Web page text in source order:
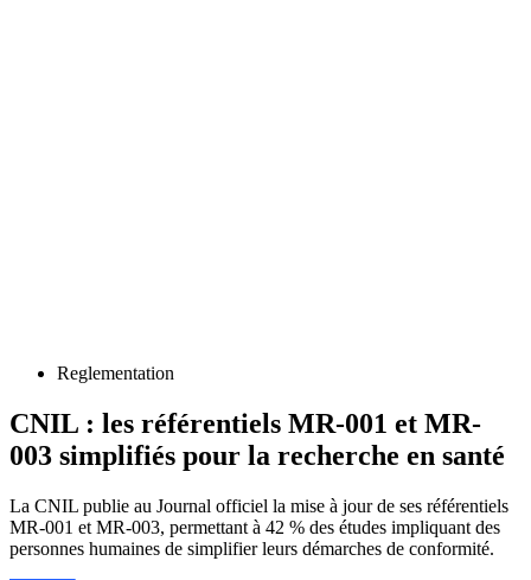
Reglementation
CNIL : les référentiels MR-001 et MR-
003 simplifiés pour la recherche en santé
La CNIL publie au Journal officiel la mise à jour de ses référentiels
MR-001 et MR-003, permettant à 42 % des études impliquant des
personnes humaines de simplifier leurs démarches de conformité.